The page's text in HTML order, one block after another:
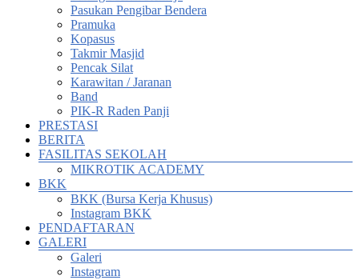
Pasukan Pengibar Bendera
Pramuka
Kopasus
Takmir Masjid
Pencak Silat
Karawitan / Jaranan
Band
PIK-R Raden Panji
PRESTASI
BERITA
FASILITAS SEKOLAH
MIKROTIK ACADEMY
BKK
BKK (Bursa Kerja Khusus)
Instagram BKK
PENDAFTARAN
GALERI
Galeri
Instagram